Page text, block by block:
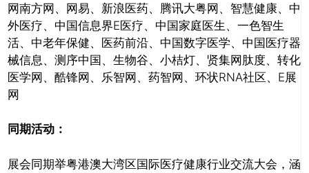
网南方网、网易、新浪医药、腾讯大粤网、智慧健康、中
外医疗、中国信息界E医疗、中国家庭医生、一色智生
活、中老年保健、医药前沿、中国数字医学、中国医疗器
械信息、测序中国、生物谷、小桔灯、贤集网肽度、转化
医学网、酷锋网、乐智网、药智网、环状RNA社区、E展
网
同期活动：
展会同期举粤港澳大湾区国际医疗健康行业交流大会，涵